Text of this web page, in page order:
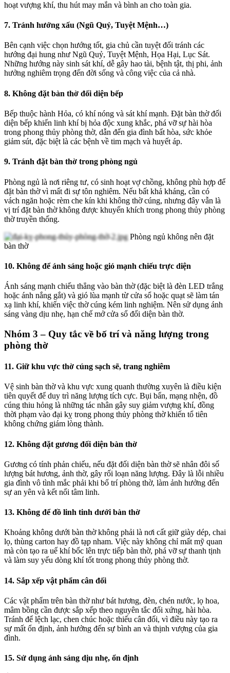
hoạt vượng khí, thu hút may mắn và bình an cho toàn gia.
7. Tránh hướng xấu (Ngũ Quỷ, Tuyệt Mệnh…)
Bên cạnh việc chọn hướng tốt, gia chủ cần tuyệt đối tránh các
hướng đại hung như Ngũ Quỷ, Tuyệt Mệnh, Họa Hại, Lục Sát.
Những hướng này sinh sát khí, dễ gây hao tài, bệnh tật, thị phi, ảnh
hưởng nghiêm trọng đến đời sống và công việc của cả nhà.
8. Không đặt bàn thờ đối diện bếp
Bếp thuộc hành Hỏa, có khí nóng và sát khí mạnh. Đặt bàn thờ đối
diện bếp khiến linh khí bị hỏa độc xung khắc, phá vỡ sự hài hòa
trong phong thủy phòng thờ, dẫn đến gia đình bất hòa, sức khỏe
giảm sút, đặc biệt là các bệnh về tim mạch và huyết áp.
9. Tránh đặt bàn thờ trong phòng ngủ
Phòng ngủ là nơi riêng tư, có sinh hoạt vợ chồng, không phù hợp để
đặt bàn thờ vì mất đi sự tôn nghiêm. Nếu bất khả kháng, cần có
vách ngăn hoặc rèm che kín khi không thờ cúng, nhưng đây vẫn là
vị trí đặt bàn thờ không được khuyến khích trong phong thủy phòng
thờ truyền thống.
Phòng ngủ không nên đặt
bàn thờ
10. Không để ánh sáng hoặc gió mạnh chiếu trực diện
Ánh sáng mạnh chiếu thẳng vào bàn thờ (đặc biệt là đèn LED trắng
hoặc ánh nắng gắt) và gió lùa mạnh từ cửa sổ hoặc quạt sẽ làm tán
xạ linh khí, khiến việc thờ cúng kém linh nghiệm. Nên sử dụng ánh
sáng vàng dịu nhẹ, hạn chế mở cửa sổ đối diện bàn thờ.
Nhóm 3 – Quy tắc về bố trí và năng lượng trong
phòng thờ
11. Giữ khu vực thờ cúng sạch sẽ, trang nghiêm
Vệ sinh bàn thờ và khu vực xung quanh thường xuyên là điều kiện
tiên quyết để duy trì năng lượng tích cực. Bụi bẩn, mạng nhện, đồ
cúng thiu hỏng là những tác nhân gây suy giảm vượng khí, đồng
thời phạm vào đại kỵ trong phong thủy phòng thờ khiến tổ tiên
không chứng giám lòng thành.
12. Không đặt gương đối diện bàn thờ
Gương có tính phản chiếu, nếu đặt đối diện bàn thờ sẽ nhân đôi số
lượng bát hương, ảnh thờ, gây rối loạn năng lượng. Đây là lỗi nhiều
gia đình vô tình mắc phải khi bố trí phòng thờ, làm ảnh hưởng đến
sự an yên và kết nối tâm linh.
13. Không để đồ linh tinh dưới bàn thờ
Khoảng không dưới bàn thờ không phải là nơi cất giữ giày dép, chai
lọ, thùng carton hay đồ tạp nham. Việc này không chỉ mất mỹ quan
mà còn tạo ra uế khí bốc lên trực tiếp bàn thờ, phá vỡ sự thanh tịnh
và làm suy yếu dòng khí tốt trong phong thủy phòng thờ.
14. Sắp xếp vật phẩm cân đối
Các vật phẩm trên bàn thờ như bát hương, đèn, chén nước, lọ hoa,
mâm bồng cần được sắp xếp theo nguyên tắc đối xứng, hài hòa.
Tránh để lệch lạc, chen chúc hoặc thiếu cân đối, vì điều này tạo ra
sự mất ổn định, ảnh hưởng đến sự bình an và thịnh vượng của gia
đình.
15. Sử dụng ánh sáng dịu nhẹ, ổn định